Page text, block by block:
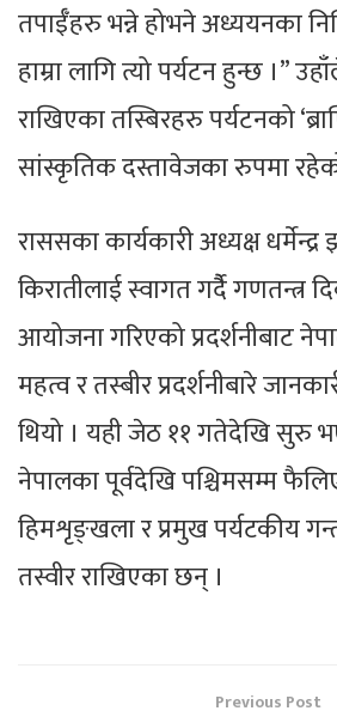
तपाईँहरु भन्ने होभने अध्ययनका
हाम्रा लागि त्यो पर्यटन हुन्छ ।”
राखिएका तस्बिरहरु पर्यटनको
सांस्कृतिक दस्तावेजका रुपमा
राससका कार्यकारी अध्यक्ष
किरातीलाई स्वागत गर्दैै गणतन्त्र
आयोजना गरिएको प्रदर्शनीबाट
महत्व र तस्बीर प्रदर्शनीबारे
थियो । यही जेठ ११ गतेदेखि सुरु
नेपालका पूर्वदेखि पश्चिमसम्म
हिमशृङ्खला र प्रमुख पर्यटकीय
तस्वीर राखिएका छन् ।
Previous Post